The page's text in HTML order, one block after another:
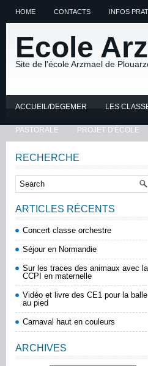
HOME CONTACTS INFOS
Ecole
Site de l'école Arzmael de
ACCUEIL/DEGEMER LES
PASTORALE PROJET D'ÉCOLE
RECHERCHE
ARTICLES RÉCENTS
Concert classe orchestre
Séjour en Normandie
Sur les traces des animaux avec la
CCPI en maternelle
Vidéo et livre des CE1 pour la balle
au pied
Carnaval haut en couleurs
ARCHIVES